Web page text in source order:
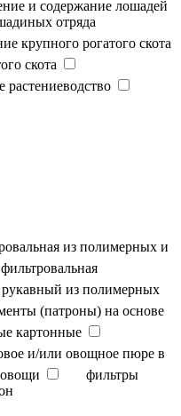
и содержание лошадей
отряда
крупного рогатого скота
скота
растениеводство
из полимерных и
из полимерных
(патроны) на основе
картонные
и/или овощное пюре в
фильтры